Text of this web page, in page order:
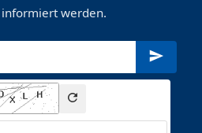
werden.